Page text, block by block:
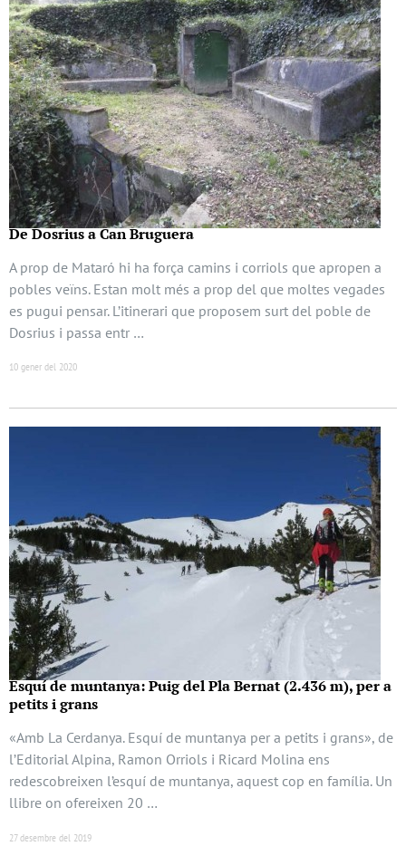
De Dosrius a Can Bruguera
A prop de Mataró hi ha força camins i corriols que apropen a
pobles veïns. Estan molt més a prop del que moltes vegades
es pugui pensar. L’itinerari que proposem surt del poble de
Dosrius i passa entr …
10 gener del 2020
Esquí de muntanya: Puig del Pla Bernat (2.436 m), per a
petits i grans
«Amb La Cerdanya. Esquí de muntanya per a petits i grans», de
l’Editorial Alpina, Ramon Orriols i Ricard Molina ens
redescobreixen l’esquí de muntanya, aquest cop en família. Un
llibre on ofereixen 20 …
27 desembre del 2019